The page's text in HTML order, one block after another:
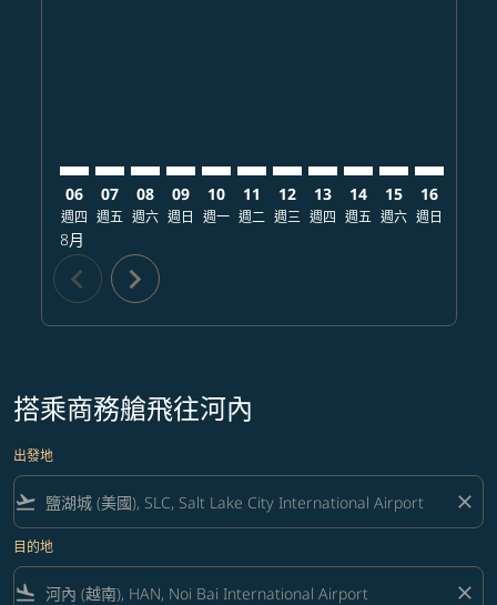
06
週四
8月
07
週五
08
週六
09
週日
10
週一
11
週二
12
週三
13
週四
14
週五
15
週六
16
週日
chevron_left chevron_right
搭乘商務艙飛往河內
出發地
flight_takeoff close
目的地
flight_land close